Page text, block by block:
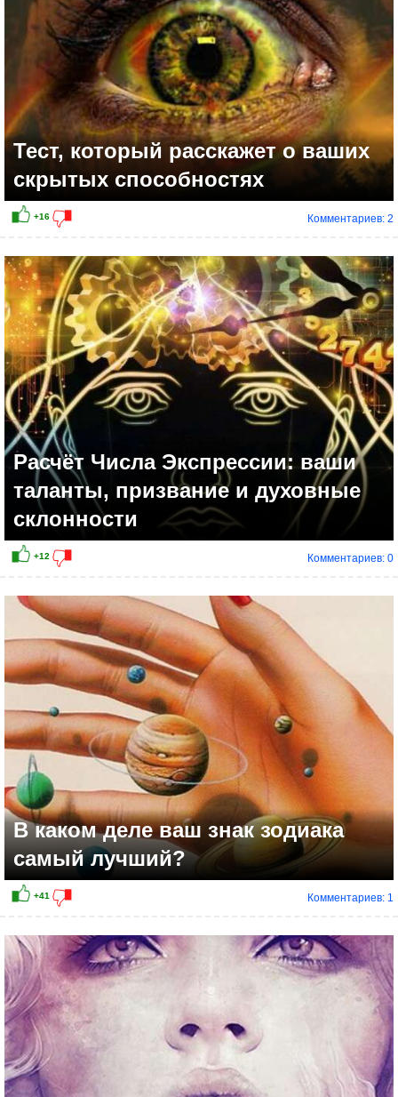
+17
+15
Тест, который расскажет о ваших
скрытых способностях
Комментариев: 2
Расчёт Числа Экспрессии: ваши
таланты, призвание и духовные
склонности
Комментариев: 0
В каком деле ваш знак зодиака
самый лучший?
Комментариев: 1